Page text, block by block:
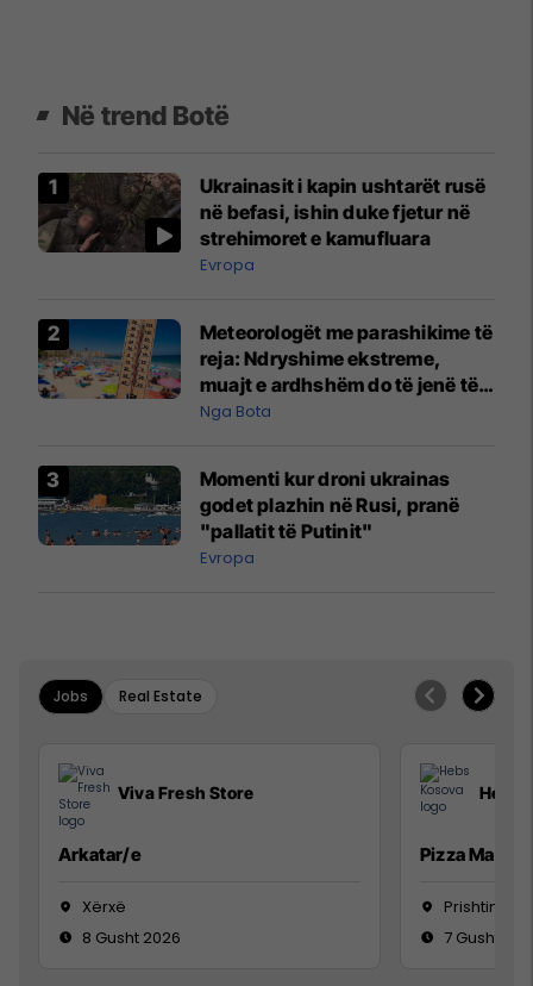
Në trend Botë
Ukrainasit i kapin ushtarët rusë
në befasi, ishin duke fjetur në
strehimoret e kamufluara
Evropa
Meteorologët me parashikime të
reja: Ndryshime ekstreme,
muajt e ardhshëm do të jenë të
pazakontë
Nga Bota
Momenti kur droni ukrainas
godet plazhin në Rusi, pranë
"pallatit të Putinit"
Evropa
Jobs Real Estate
Viva Fresh Store
Arkatar/e
Xërxë
8 Gusht 2026
Hebs
Pizza Man
Prishtinë
7 Gusht